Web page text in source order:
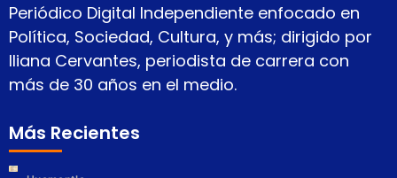
Periódico Digital Independiente enfocado en
Política, Sociedad, Cultura, y más; dirigido por
Iliana Cervantes, periodista de carrera con
más de 30 años en el medio.
Más Recientes